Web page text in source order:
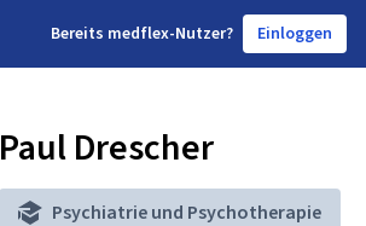
Bereits medflex-Nutzer? Einloggen
Paul Drescher
Psychiatrie und Psychotherapie